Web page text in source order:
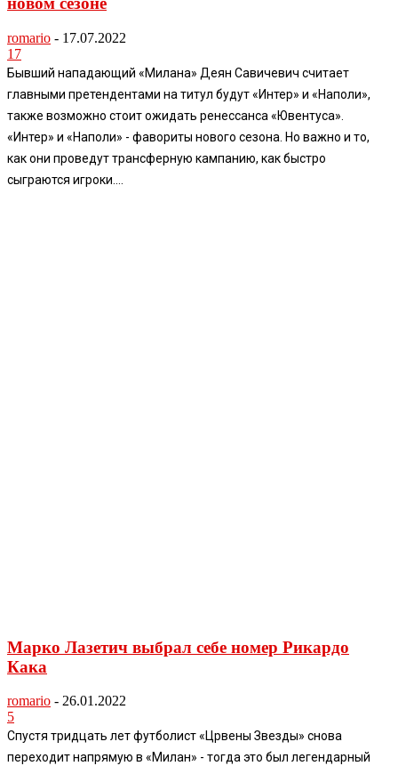
romario - 17.07.2022
17
Бывший нападающий «Милана» Деян Савичевич считает
главными претендентами на титул будут «Интер» и «Наполи»,
также возможно стоит ожидать ренессанса «Ювентуса».
«Интер» и «Наполи» - фавориты нового сезона. Но важно и то,
как они проведут трансферную кампанию, как быстро
сыграются игроки....
Марко Лазетич выбрал себе номер Рикардо
Кака
romario - 26.01.2022
5
Спустя тридцать лет футболист «Црвены Звезды» снова
переходит напрямую в «Милан» - тогда это был легендарный